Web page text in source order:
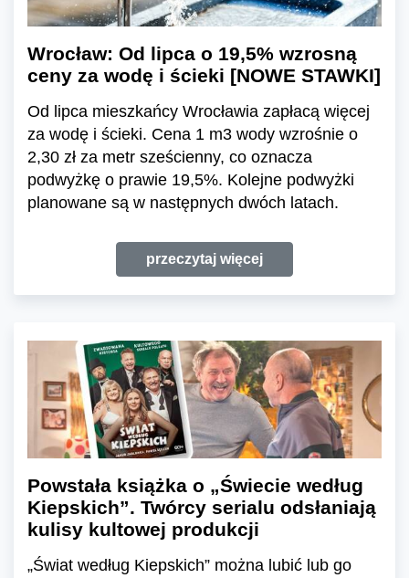
Wrocław: Od lipca o 19,5% wzrosną
ceny za wodę i ścieki [NOWE STAWKI]
Od lipca mieszkańcy Wrocławia zapłacą więcej
za wodę i ścieki. Cena 1 m3 wody wzrośnie o
2,30 zł za metr sześcienny, co oznacza
podwyżkę o prawie 19,5%. Kolejne podwyżki
planowane są w następnych dwóch latach.
przeczytaj więcej
Powstała książka o „Świecie według
Kiepskich”. Twórcy serialu odsłaniają
kulisy kultowej produkcji
„Świat według Kiepskich” można lubić lub go